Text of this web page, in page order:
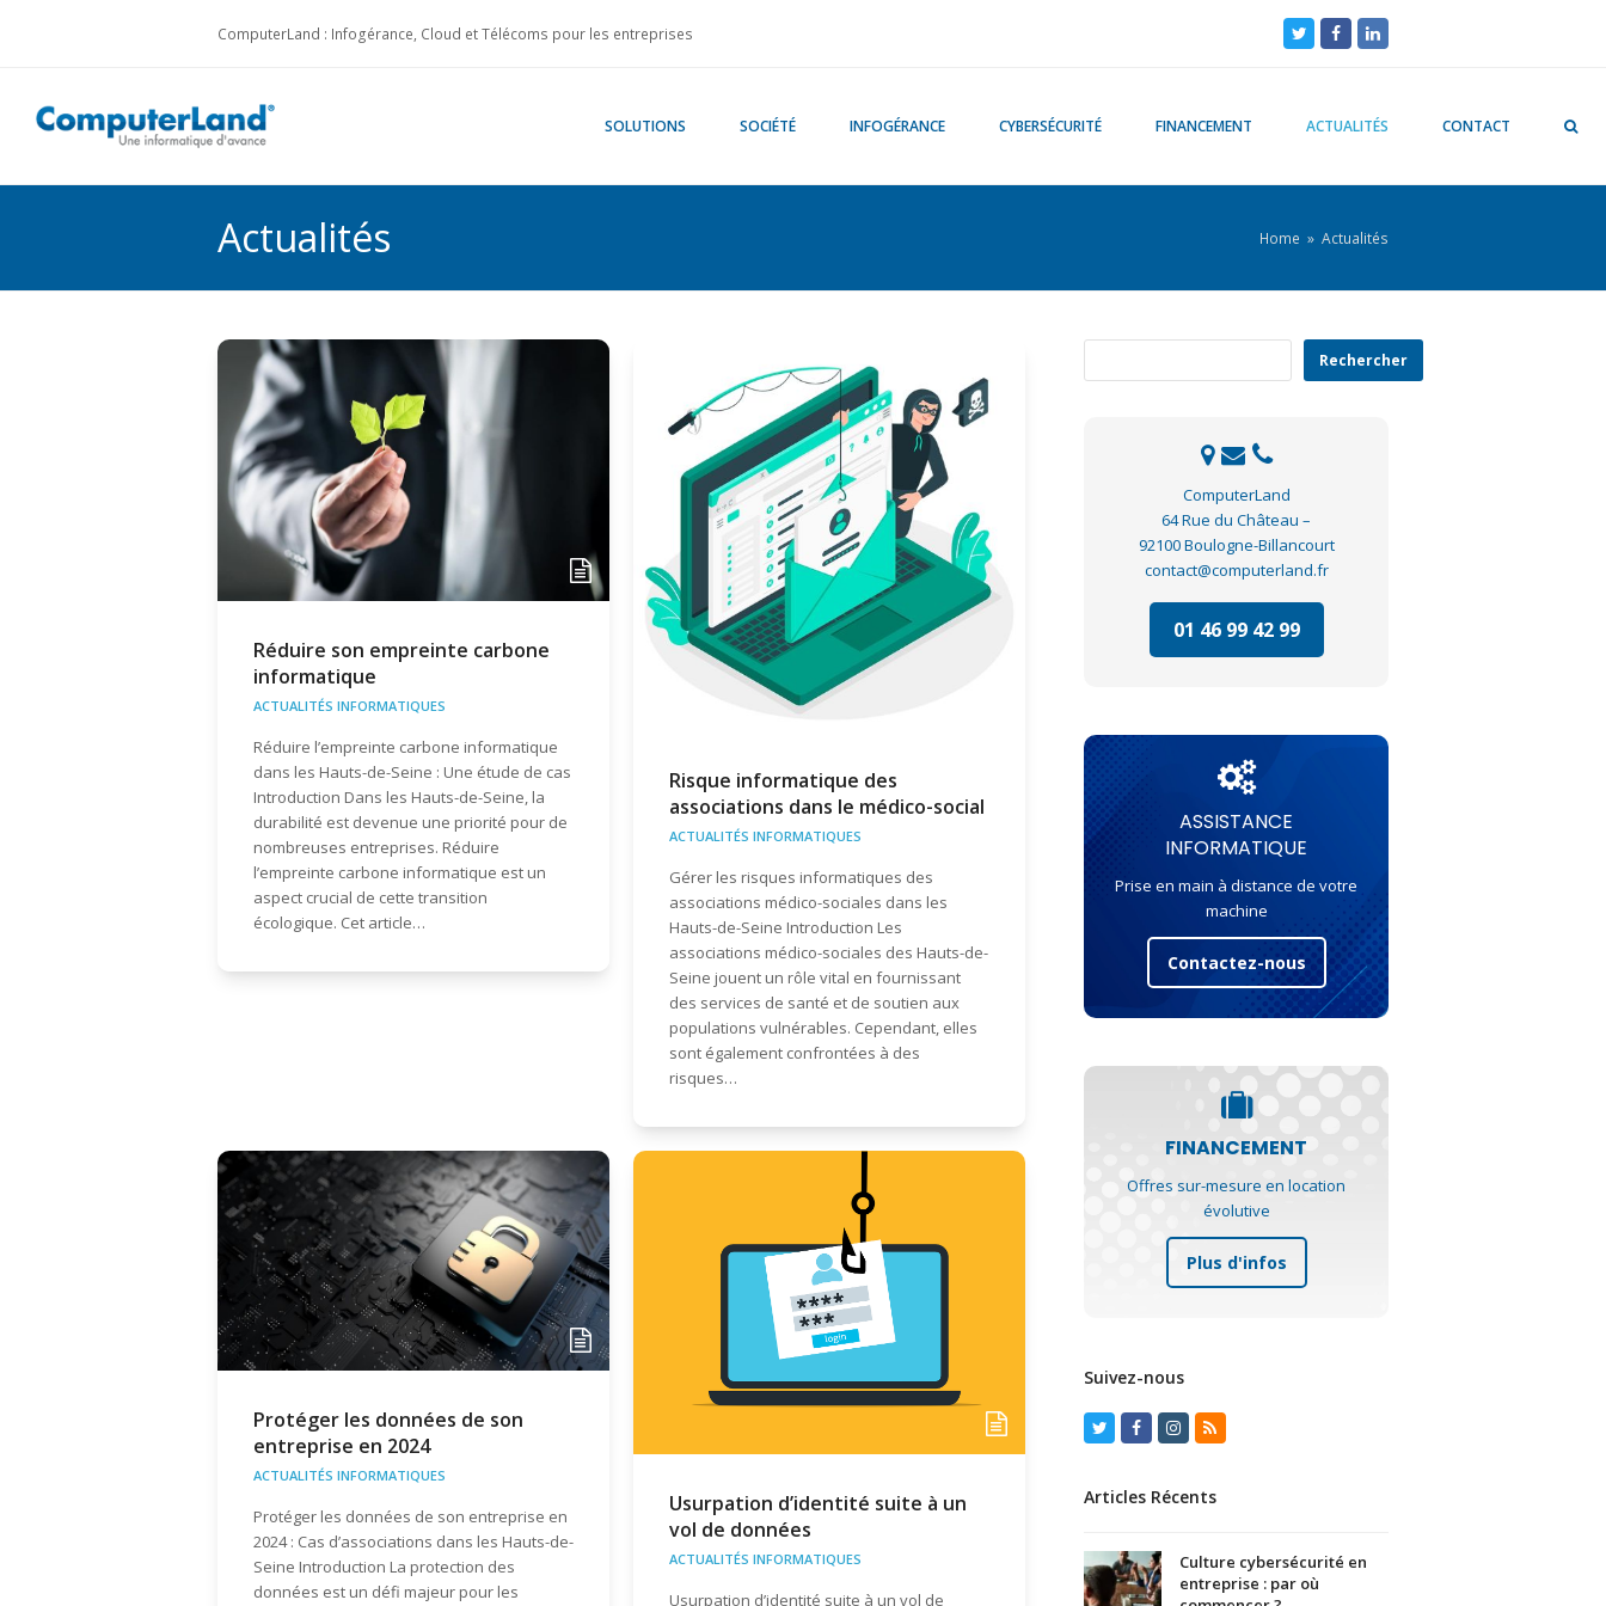
ComputerLand : Infogérance, Cloud et Télécoms pour les entreprises TwitterFacebookLinkedIn
SOLUTIONS SOCIÉTÉ INFOGÉRANCE CYBERSÉCURITÉ FINANCEMENT ACTUALITÉS CONTACT
Actualités Home » Actualités
Réduire son empreinte carbone
informatique
ACTUALITÉS INFORMATIQUES
Réduire l’empreinte carbone informatique
dans les Hauts-de-Seine : Une étude de cas
Introduction Dans les Hauts-de-Seine, la
durabilité est devenue une priorité pour de
nombreuses entreprises. Réduire
l’empreinte carbone informatique est un
aspect crucial de cette transition
écologique. Cet article…
Risque informatique des
associations dans le médico-social
ACTUALITÉS INFORMATIQUES
Gérer les risques informatiques des
associations médico-sociales dans les
Hauts-de-Seine Introduction Les
associations médico-sociales des Hauts-de-
Seine jouent un rôle vital en fournissant
des services de santé et de soutien aux
populations vulnérables. Cependant, elles
sont également confrontées à des
risques…
Protéger les données de son
entreprise en 2024
ACTUALITÉS INFORMATIQUES
Protéger les données de son entreprise en
2024 : Cas d’associations dans les Hauts-de-
Seine Introduction La protection des
données est un défi majeur pour les
Usurpation d’identité suite à un
vol de données
ACTUALITÉS INFORMATIQUES
Usurpation d’identité suite à un vol de
Rechercher
ComputerLand
64 Rue du Château –
92100 Boulogne-Billancourt
contact@computerland.fr
01 46 99 42 99
ASSISTANCE
INFORMATIQUE
Prise en main à distance de votre
machine
Contactez-nous
FINANCEMENT
Offres sur-mesure en location
évolutive
Plus d'infos
Suivez-nous
TwitterFacebook
Instagram
RSS
Articles Récents
Culture cybersécurité en
entreprise : par où